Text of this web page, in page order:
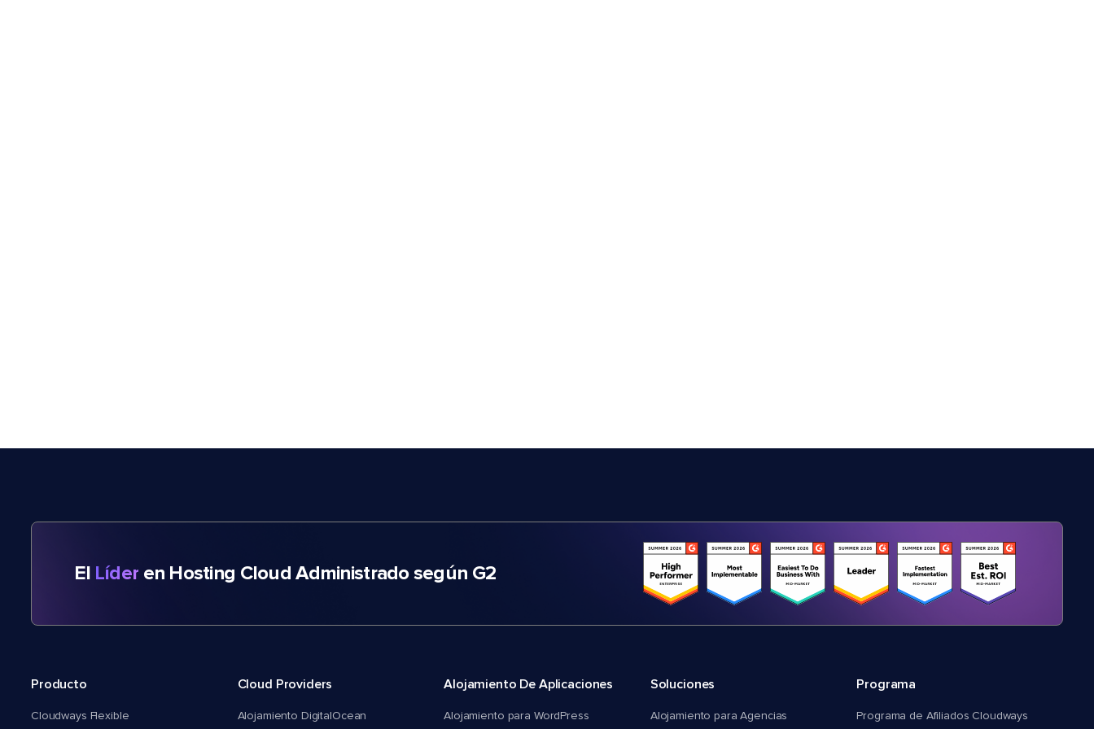
El Líder en Hosting Cloud Administrado según G2
Producto
Cloudways Flexible
Cloud Providers
Alojamiento DigitalOcean
Alojamiento De Aplicaciones
Alojamiento para WordPress
Soluciones
Alojamiento para Agencias
Programa
Programa de Afiliados Cloudways